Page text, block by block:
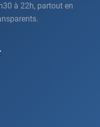
à 22h, partout en